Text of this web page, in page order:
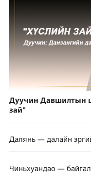
Дуучин Давшилтын
зай"
Далянь — далайн
Чиньхуандао —